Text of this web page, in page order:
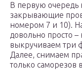
В первую очередь
закрывающие
номером 7 и 10).
довольно просто
выкручиваем три
Далее, снимаем
только саморезов